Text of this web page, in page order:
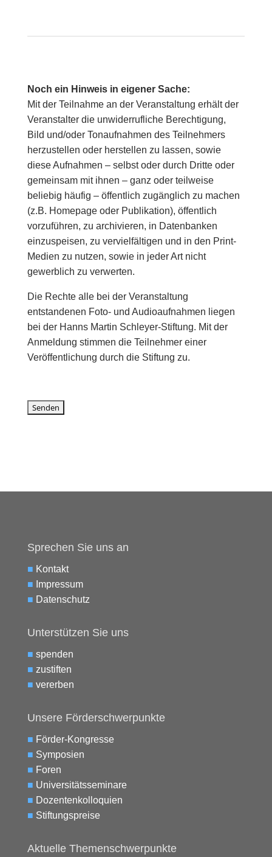
Noch ein Hinweis in eigener Sache:
Mit der Teilnahme an der Veranstaltung erhält der
Veranstalter die unwiderrufliche Berechtigung,
Bild und/oder Tonaufnahmen des Teilnehmers
herzustellen oder herstellen zu lassen, sowie
diese Aufnahmen – selbst oder durch Dritte oder
gemeinsam mit ihnen – ganz oder teilweise
beliebig häufig – öffentlich zugänglich zu machen
(z.B. Homepage oder Publikation), öffentlich
vorzuführen, zu archivieren, in Datenbanken
einzuspeisen, zu vervielfältigen und in den Print-
Medien zu nutzen, sowie in jeder Art nicht
gewerblich zu verwerten.
Die Rechte alle bei der Veranstaltung
entstandenen Foto- und Audioaufnahmen liegen
bei der Hanns Martin Schleyer-Stiftung. Mit der
Anmeldung stimmen die Teilnehmer einer
Veröffentlichung durch die Stiftung zu.
Sprechen Sie uns an
■ Kontakt
■ Impressum
■ Datenschutz
Unterstützen Sie uns
■ spenden
■ zustiften
■ vererben
Unsere Förderschwerpunkte
■ Förder-Kongresse
■ Symposien
■ Foren
■ Universitätsseminare
■ Dozentenkolloquien
■ Stiftungspreise
Aktuelle Themenschwerpunkte